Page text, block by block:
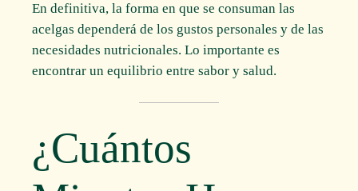
En definitiva, la forma en que se consuman las
acelgas dependerá de los gustos personales y de las
necesidades nutricionales. Lo importante es
encontrar un equilibrio entre sabor y salud.
¿Cuántos